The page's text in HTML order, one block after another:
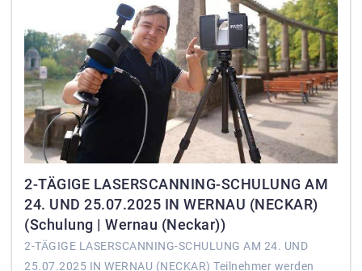
2-TÄGIGE LASERSCANNING-SCHULUNG AM
24. UND 25.07.2025 IN WERNAU (NECKAR)
(Schulung | Wernau (Neckar))
2-TÄGIGE LASERSCANNING-SCHULUNG AM 24. UND
25.07.2025 IN WERNAU (NECKAR) Teilnehmer werden